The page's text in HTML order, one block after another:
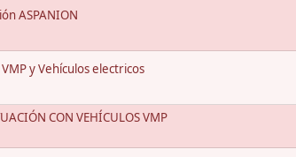
ASPANION
y Vehículos electricos
CON VEHÍCULOS VMP